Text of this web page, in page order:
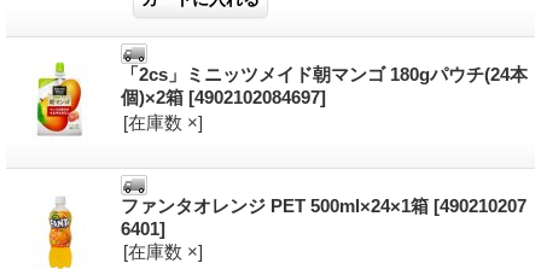
「2cs」ミニッツメイド朝マンゴ 180gパウチ(24本
個)×2箱 [4902102084697]
[在庫数 ×]
ファンタオレンジ PET 500ml×24×1箱 [490210207
6401]
[在庫数 ×]